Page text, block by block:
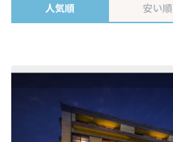
人気順 安い順